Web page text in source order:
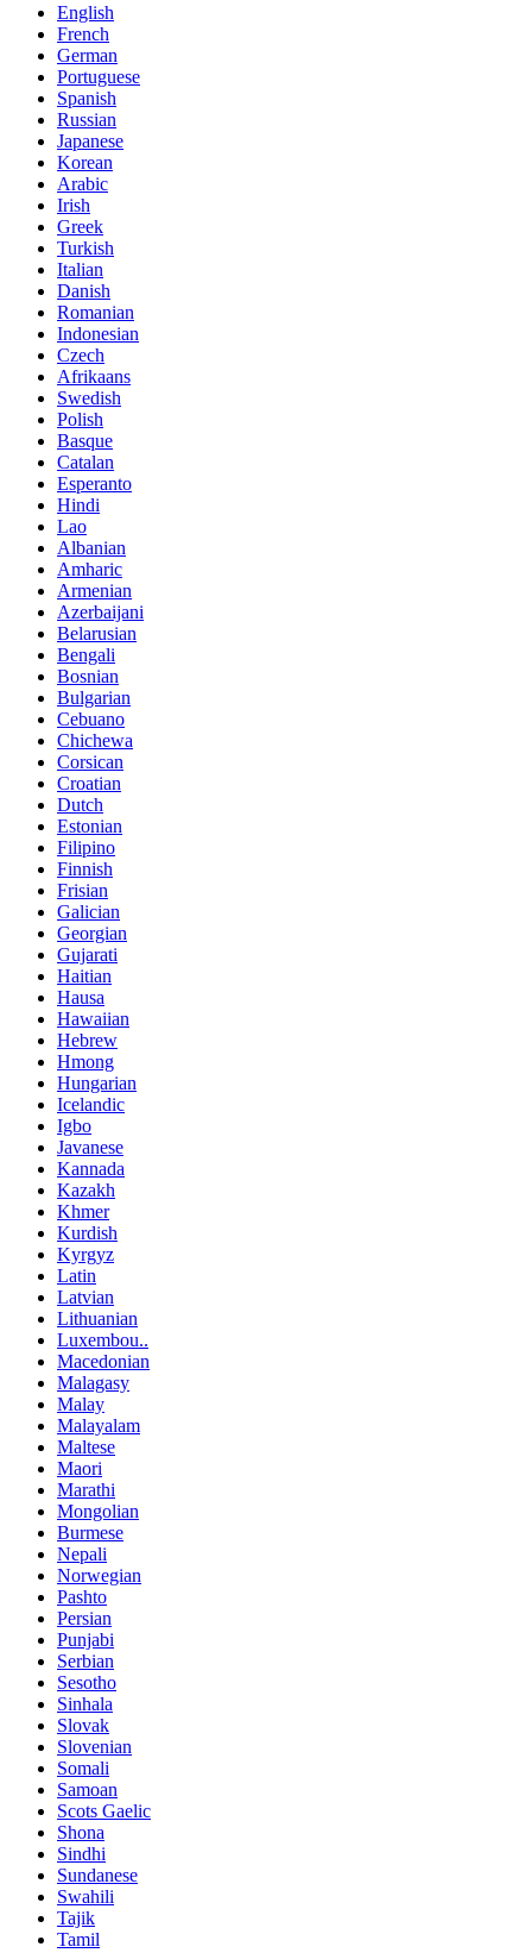
English
French
German
Portuguese
Spanish
Russian
Japanese
Korean
Arabic
Irish
Greek
Turkish
Italian
Danish
Romanian
Indonesian
Czech
Afrikaans
Swedish
Polish
Basque
Catalan
Esperanto
Hindi
Lao
Albanian
Amharic
Armenian
Azerbaijani
Belarusian
Bengali
Bosnian
Bulgarian
Cebuano
Chichewa
Corsican
Croatian
Dutch
Estonian
Filipino
Finnish
Frisian
Galician
Georgian
Gujarati
Haitian
Hausa
Hawaiian
Hebrew
Hmong
Hungarian
Icelandic
Igbo
Javanese
Kannada
Kazakh
Khmer
Kurdish
Kyrgyz
Latin
Latvian
Lithuanian
Luxembou..
Macedonian
Malagasy
Malay
Malayalam
Maltese
Maori
Marathi
Mongolian
Burmese
Nepali
Norwegian
Pashto
Persian
Punjabi
Serbian
Sesotho
Sinhala
Slovak
Slovenian
Somali
Samoan
Scots Gaelic
Shona
Sindhi
Sundanese
Swahili
Tajik
Tamil